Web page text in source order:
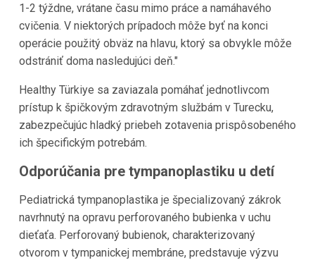
1-2 týždne, vrátane času mimo práce a namáhavého
cvičenia. V niektorých prípadoch môže byť na konci
operácie použitý obväz na hlavu, ktorý sa obvykle môže
odstrániť doma nasledujúci deň."
Healthy Türkiye sa zaviazala pomáhať jednotlivcom
prístup k špičkovým zdravotným službám v Turecku,
zabezpečujúc hladký priebeh zotavenia prispôsobeného
ich špecifickým potrebám.
Odporúčania pre tympanoplastiku u detí
Pediatrická tympanoplastika je špecializovaný zákrok
navrhnutý na opravu perforovaného bubienka v uchu
dieťaťa. Perforovaný bubienok, charakterizovaný
otvorom v tympanickej membráne, predstavuje výzvu